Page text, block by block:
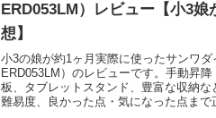
ERD053LM）レビュー【小3
想】
小3の娘が約1ヶ月実際に使ったサンワ
ERD053LM）のレビューです。手動昇
板、タブレットスタンド、豊富な収納
難易度、良かった点・気になった点ま